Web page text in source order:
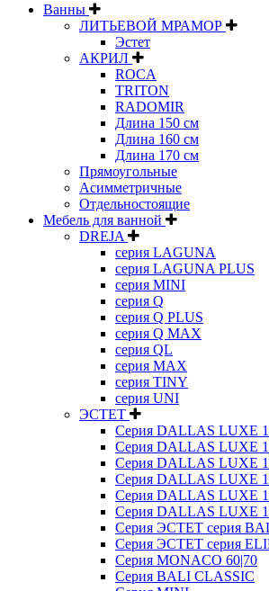
Ванны
ЛИТЬЕВОЙ МРАМОР
Эстет
АКРИЛ
ROCA
TRITON
RADOMIR
Длина 150 см
Длина 160 см
Длина 170 см
Прямоугольные
Асимметричные
Отдельностоящие
Мебель для ванной
DREJA
серия LAGUNA
серия LAGUNA PLUS
серия MINI
серия Q
серия Q PLUS
серия Q MAX
серия QL
серия MAX
серия TINY
серия UNI
ЭСТЕТ
Серия DALLAS LUXE
Серия DALLAS LUXE
Серия DALLAS LUXE
Серия DALLAS LUXE
Серия DALLAS LUXE
Серия DALLAS LUXE
Серия ЭСТЕТ серия
Серия ЭСТЕТ серия
Серия MONACO 60|70
Серия BALI CLASSIC